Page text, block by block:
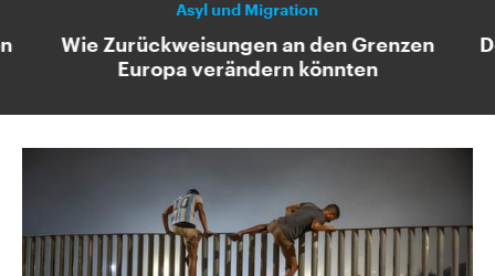
Asyl und Migration
Wie Zurückweisungen an den Grenzen
Europa verändern könnten